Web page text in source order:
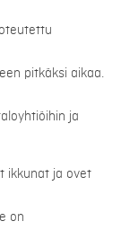
pitkäksi aikaa.
ja
ikkunat ja ovet
on